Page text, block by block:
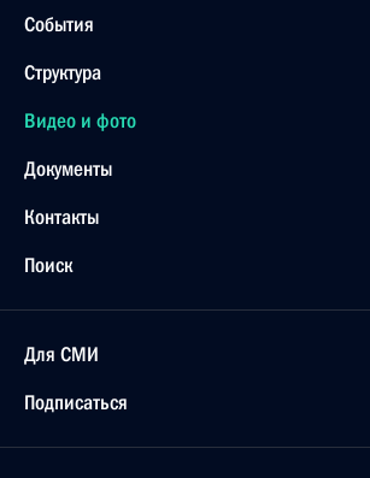
События
Структура
Видео и фото
Документы
Контакты
Поиск
Для СМИ
Подписаться